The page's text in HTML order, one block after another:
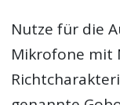
Nutze für die
Mikrofone mit